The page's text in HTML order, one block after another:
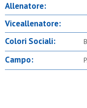
Allenatore:
Viceallenatore:
Colori Sociali:
Campo: